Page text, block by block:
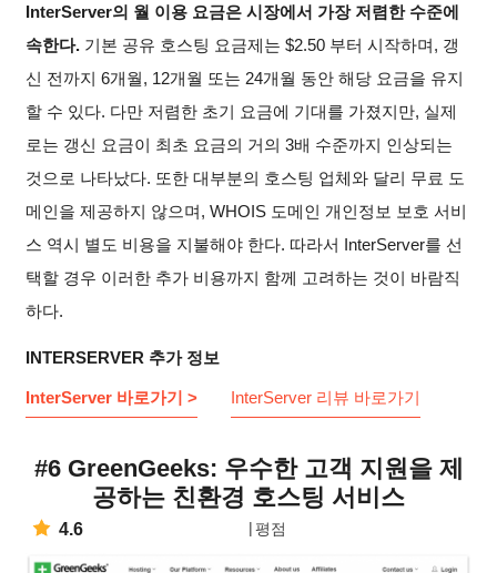
InterServer의 월 이용 요금은 시장에서 가장 저렴한 수준에
속한다. 기본 공유 호스팅 요금제는 $2.50 부터 시작하며, 갱
신 전까지 6개월, 12개월 또는 24개월 동안 해당 요금을 유지
할 수 있다. 다만 저렴한 초기 요금에 기대를 가졌지만, 실제
로는 갱신 요금이 최초 요금의 거의 3배 수준까지 인상되는
것으로 나타났다. 또한 대부분의 호스팅 업체와 달리 무료 도
메인을 제공하지 않으며, WHOIS 도메인 개인정보 보호 서비
스 역시 별도 비용을 지불해야 한다. 따라서 InterServer를 선
택할 경우 이러한 추가 비용까지 함께 고려하는 것이 바람직
하다.
INTERSERVER 추가 정보
InterServer 바로가기 > InterServer 리뷰 바로가기
#6 GreenGeeks: 우수한 고객 지원을 제
공하는 친환경 호스팅 서비스
4.6 평점